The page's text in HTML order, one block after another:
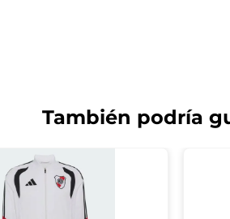
También podría